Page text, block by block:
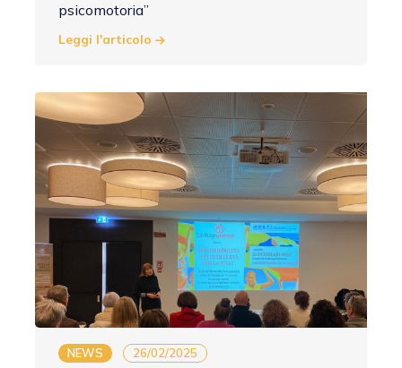
psicomotoria”
Leggi l'articolo
NEWS 26/02/2025